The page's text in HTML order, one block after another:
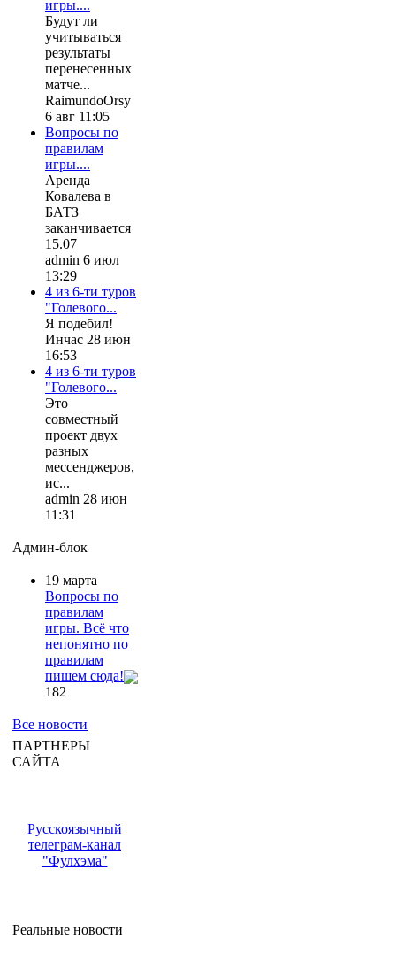
игры....
Будут ли
учитываться
результаты
перенесенных
матче...
RaimundoOrsy
6 авг 11:05
Вопросы по
правилам
игры....
Аренда
Ковалева в
БАТЗ
заканчивается
15.07
admin 6 июл
13:29
4 из 6-ти туров
"Голевого...
Я подебил!
Инчас 28 июн
16:53
4 из 6-ти туров
"Голевого...
Это
совместный
проект двух
разных
мессенджеров,
ис...
admin 28 июн
11:31
Админ-блок
19 марта
Вопросы по
правилам
игры. Всё что
непонятно по
правилам
пишем сюда!
182
Все новости
ПАРТНЕРЫ
САЙТА
Русскоязычный
телеграм-канал
"Фулхэма"
Реальные новости